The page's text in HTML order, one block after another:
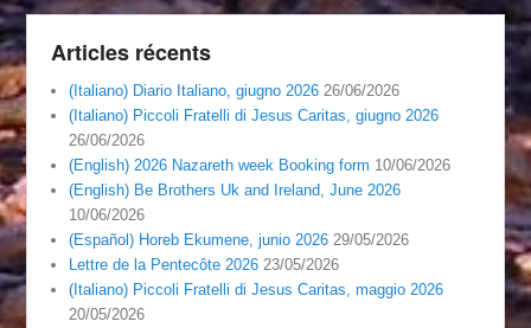
Articles récents
(Italiano) Diario Italiano, giugno 2026 26/06/2026
(Italiano) Piccoli Fratelli di Jesus Caritas, giugno 2026
26/06/2026
(English) 2026 Nazareth week Booking form 10/06/2026
(English) Be Brothers Uk and Ireland, June 2026
10/06/2026
(Español) Horeb Ekumene, junio 2026 29/05/2026
Lettre de la Pentecôte 2026 23/05/2026
(Italiano) Piccoli Fratelli di Jesus Caritas, maggio 2026
20/05/2026